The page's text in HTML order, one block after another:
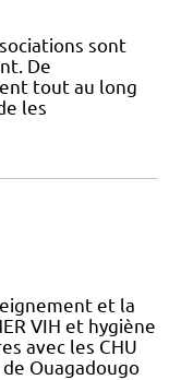
sont
De
tout au long
les
et la
VIH et hygiène
avec les CHU
Ouagadougo